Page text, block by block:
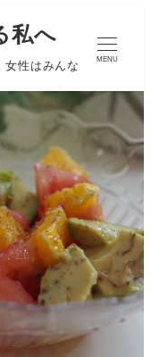
私へ
女性はみんな
MENU